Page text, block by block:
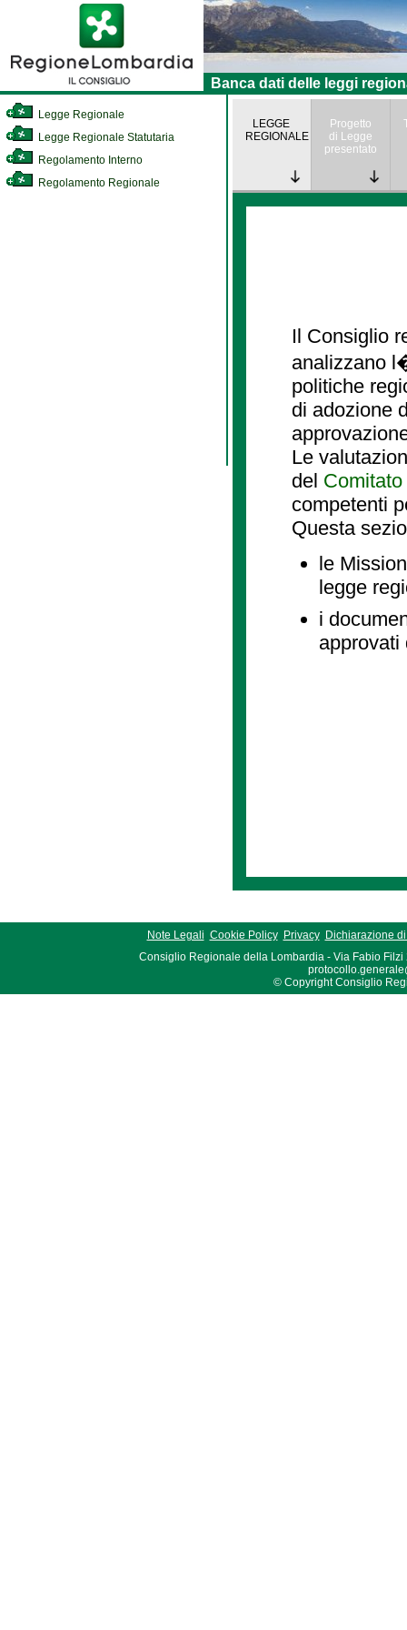
Banca dati delle leggi
Legge Regionale
Legge Regionale Statutaria
Regolamento Interno
Regolamento Regionale
LEGGE
REGIONALE
Progetto
di Legge
presentato
Il Consiglio
analizzano
politiche
di adozione
Le
del
competenti
Questa
le
legge
i
approvati
Note Legali Cookie Policy Privacy
Dichiarazione
Consiglio Regionale della Lombardia - Via Fabio Filzi
© Copyright Consiglio